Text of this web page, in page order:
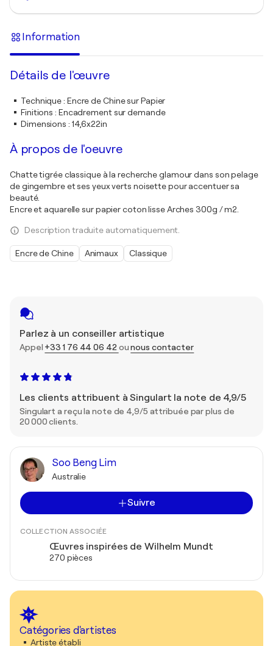
Parlez à un conseiller artistique
Appel +33 1 76 44 06 42 ounous contacter
Les clients attribuent à Singulart la note de 4,9/5
Singulart a reçu la note de 4,9/5 attribuée par plus de
20 000 clients.
Soo Beng Lim
Australie
Suivre
COLLECTION ASSOCIÉE
Œuvres inspirées de Wilhelm Mundt
270 pièces
Catégories d'artistes
Artiste établi
Information
Détails de l'œuvre
Technique: Encre de Chine sur Papier
Finitions : Encadrement sur demande
Dimensions : 14,6x22in
À propos de l'oeuvre
Chatte tigrée classique à la recherche glamour dans son pelage
de gingembre et ses yeux verts noisette pour accentuer sa
beauté.
Encre et aquarelle sur papier coton lisse Arches 300g / m2.
Description traduite automatiquement.
Encre de Chine Animaux Classique